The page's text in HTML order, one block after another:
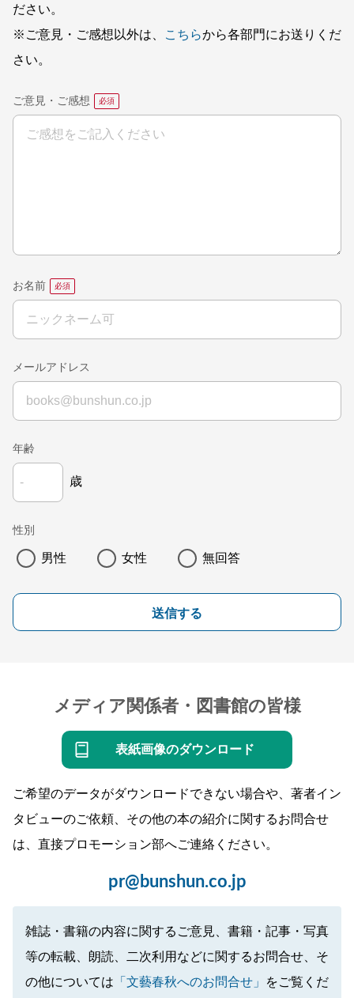
ださい。
※ご意見・ご感想以外は、
こちらから各部門にお送りくだ
さい。
ご意見・ご感想
お名前
メールアドレス
年齢
歳
性別
男性 女性 無回答
送信する
メディア関係者・図書館の皆様
表紙画像のダウンロード
ご希望のデータがダウンロードできない場合や、著者イン
タビューのご依頼、その他の本の紹介に関するお問合せ
は、直接プロモーション部へご連絡ください。
pr@bunshun.co.jp
雑誌・書籍の内容に関するご意見、書籍・記事・写真
等の転載、朗読、二次利用などに関するお問合せ、そ
の他については 「文藝春秋へのお問合せ」 をご覧くだ